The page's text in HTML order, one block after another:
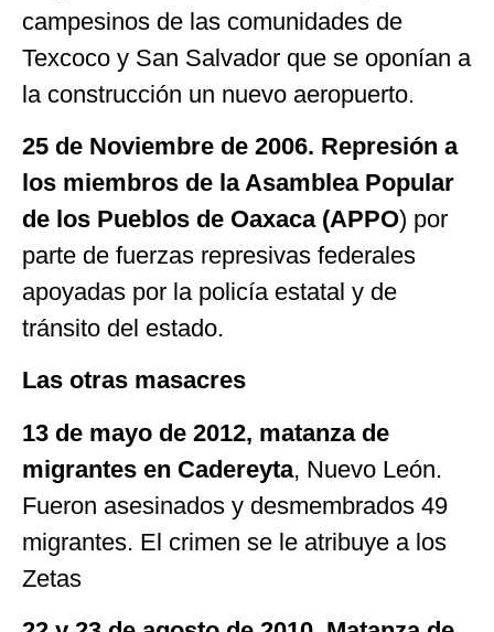
campesinos de las comunidades de
Texcoco y San Salvador que se oponían a
la construcción un nuevo aeropuerto.
25 de Noviembre de 2006. Represión a
los miembros de la Asamblea Popular
de los Pueblos de Oaxaca (APPO) por
parte de fuerzas represivas federales
apoyadas por la policía estatal y de
tránsito del estado.
Las otras masacres
13 de mayo de 2012, matanza de
migrantes en Cadereyta, Nuevo León.
Fueron asesinados y desmembrados 49
migrantes. El crimen se le atribuye a los
Zetas